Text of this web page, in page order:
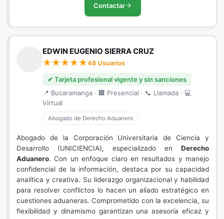
Contactar
EDWIN EUGENIO SIERRA CRUZ
48 Usuarios
✔ Tarjeta profesional vigente y sin sanciones
📍 Bucaramanga · 🏢 Presencial · 📞 Llamada · 💻
Virtual
Abogado de Derecho Aduanero
Abogado de la Corporación Universitaria de Ciencia y
Desarrollo (UNICIENCIA), especializado en Derecho
Aduanero. Con un enfoque claro en resultados y manejo
confidencial de la información, destaca por su capacidad
analítica y creativa. Su liderazgo organizacional y habilidad
para resolver conflictos lo hacen un aliado estratégico en
cuestiones aduaneras. Comprometido con la excelencia, su
flexibilidad y dinamismo garantizan una asesoría eficaz y